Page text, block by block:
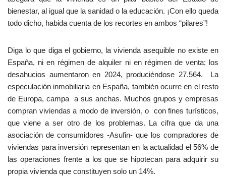
bienestar, al igual que la sanidad o la educación. ¡Con ello queda
todo dicho, habida cuenta de los recortes en ambos “pilares”!
Diga lo que diga el gobierno, la vivienda asequible no existe en
España, ni en régimen de alquiler ni en régimen de venta; los
desahucios aumentaron en 2024, produciéndose 27.564. La
especulación inmobiliaria en España, también ocurre en el resto
de Europa, campa a sus anchas. Muchos grupos y empresas
compran viviendas a modo de inversión, o con fines turísticos,
que viene a ser otro de los problemas. La cifra que da una
asociación de consumidores -Asufin- que los compradores de
viviendas para inversión representan en la actualidad el 56% de
las operaciones frente a los que se hipotecan para adquirir su
propia vivienda que constituyen solo un 14%.